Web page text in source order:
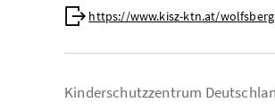
Web:
https://www.kisz-ktn.at/
Kinderschutzzentrum